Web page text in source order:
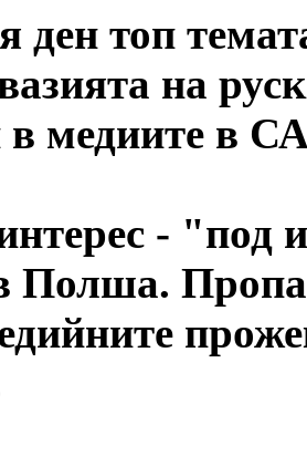
ден топ
на
в медиите в
- "под
Полша.